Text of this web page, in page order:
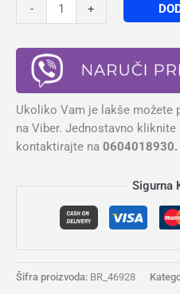
- +
Ukoliko Vam je lakše možete
na Viber. Jednostavno kliknite
kontaktirajte na 0604018930.
Sigurna
Šifra proizvoda: BR_46928